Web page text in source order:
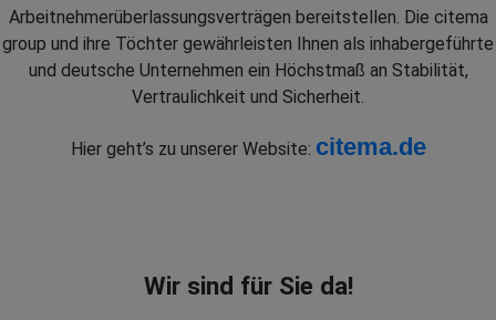
Arbeitnehmerüberlassungsverträgen bereitstellen. Die citema
group und ihre Töchter gewährleisten Ihnen als inhabergeführte
und deutsche Unternehmen ein Höchstmaß an Stabilität,
Vertraulichkeit und Sicherheit.
Hier geht’s zu unserer Website: citema.de
Wir sind für Sie da!